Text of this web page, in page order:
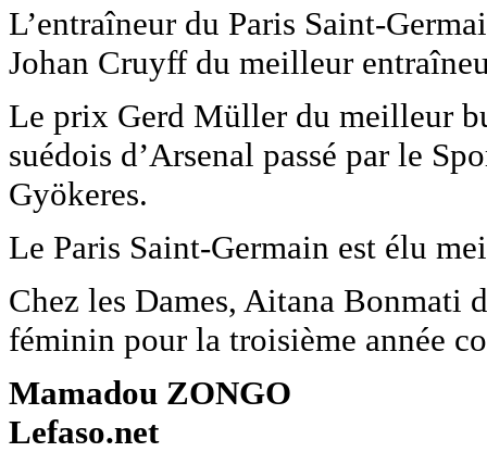
L’entraîneur du Paris Saint-
Johan Cruyff du meilleur
Le prix Gerd Müller du meilleur
suédois d’Arsenal passé par le
Gyökeres.
Le Paris Saint-Germain est élu
Chez les Dames, Aitana Bonmati
féminin pour la troisième année
Mamadou ZONGO
Lefaso.net